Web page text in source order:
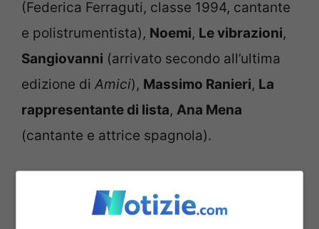
(Federica Ferraguti, classe 1994, cantante
e polistrumentista), Noemi, Le vibrazioni,
Sangiovanni (arrivato secondo all’ultima
edizione di Amici), Massimo Ranieri, La
rappresentante di lista, Ana Mena
(cantante e attrice spagnola).
Insieme ad Amadeus
anche Fiorello che deve